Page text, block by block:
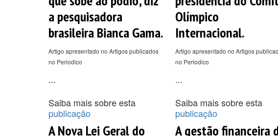
a pesquisadora
brasileira Bianca Gama.
Artigo apresentado no Artigos publicados
no Periodico
...
Saiba mais sobre esta
publicação
Olímpico
Internacional.
Artigo apresentado no Artigos
no Periodico
...
Saiba mais sobre esta
publicação
A Nova Lei Geral do
A gestão financeira